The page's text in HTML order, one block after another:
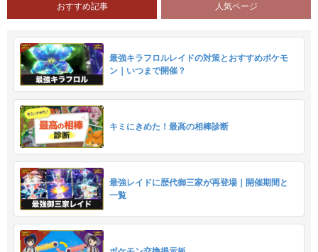
おすすめ記事 人気ページ
最強キラフロルレイドの対策とおすすめポケモ
ン｜いつまで開催？
キミにきめた！最高の相棒診断
最強レイドに歴代御三家が再登場｜開催期間と
一覧